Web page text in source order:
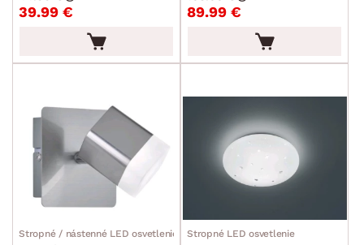
39.99 € 89.99 €
Stropné / nástenné LED osvetlenie Stropné LED osvetlenie